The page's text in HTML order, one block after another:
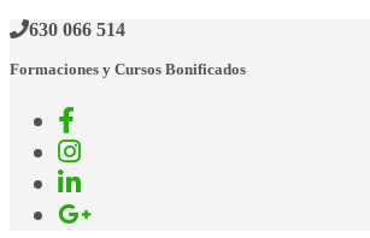
Saltar
contenido
630 066 514
Formaciones y Cursos Bonificados